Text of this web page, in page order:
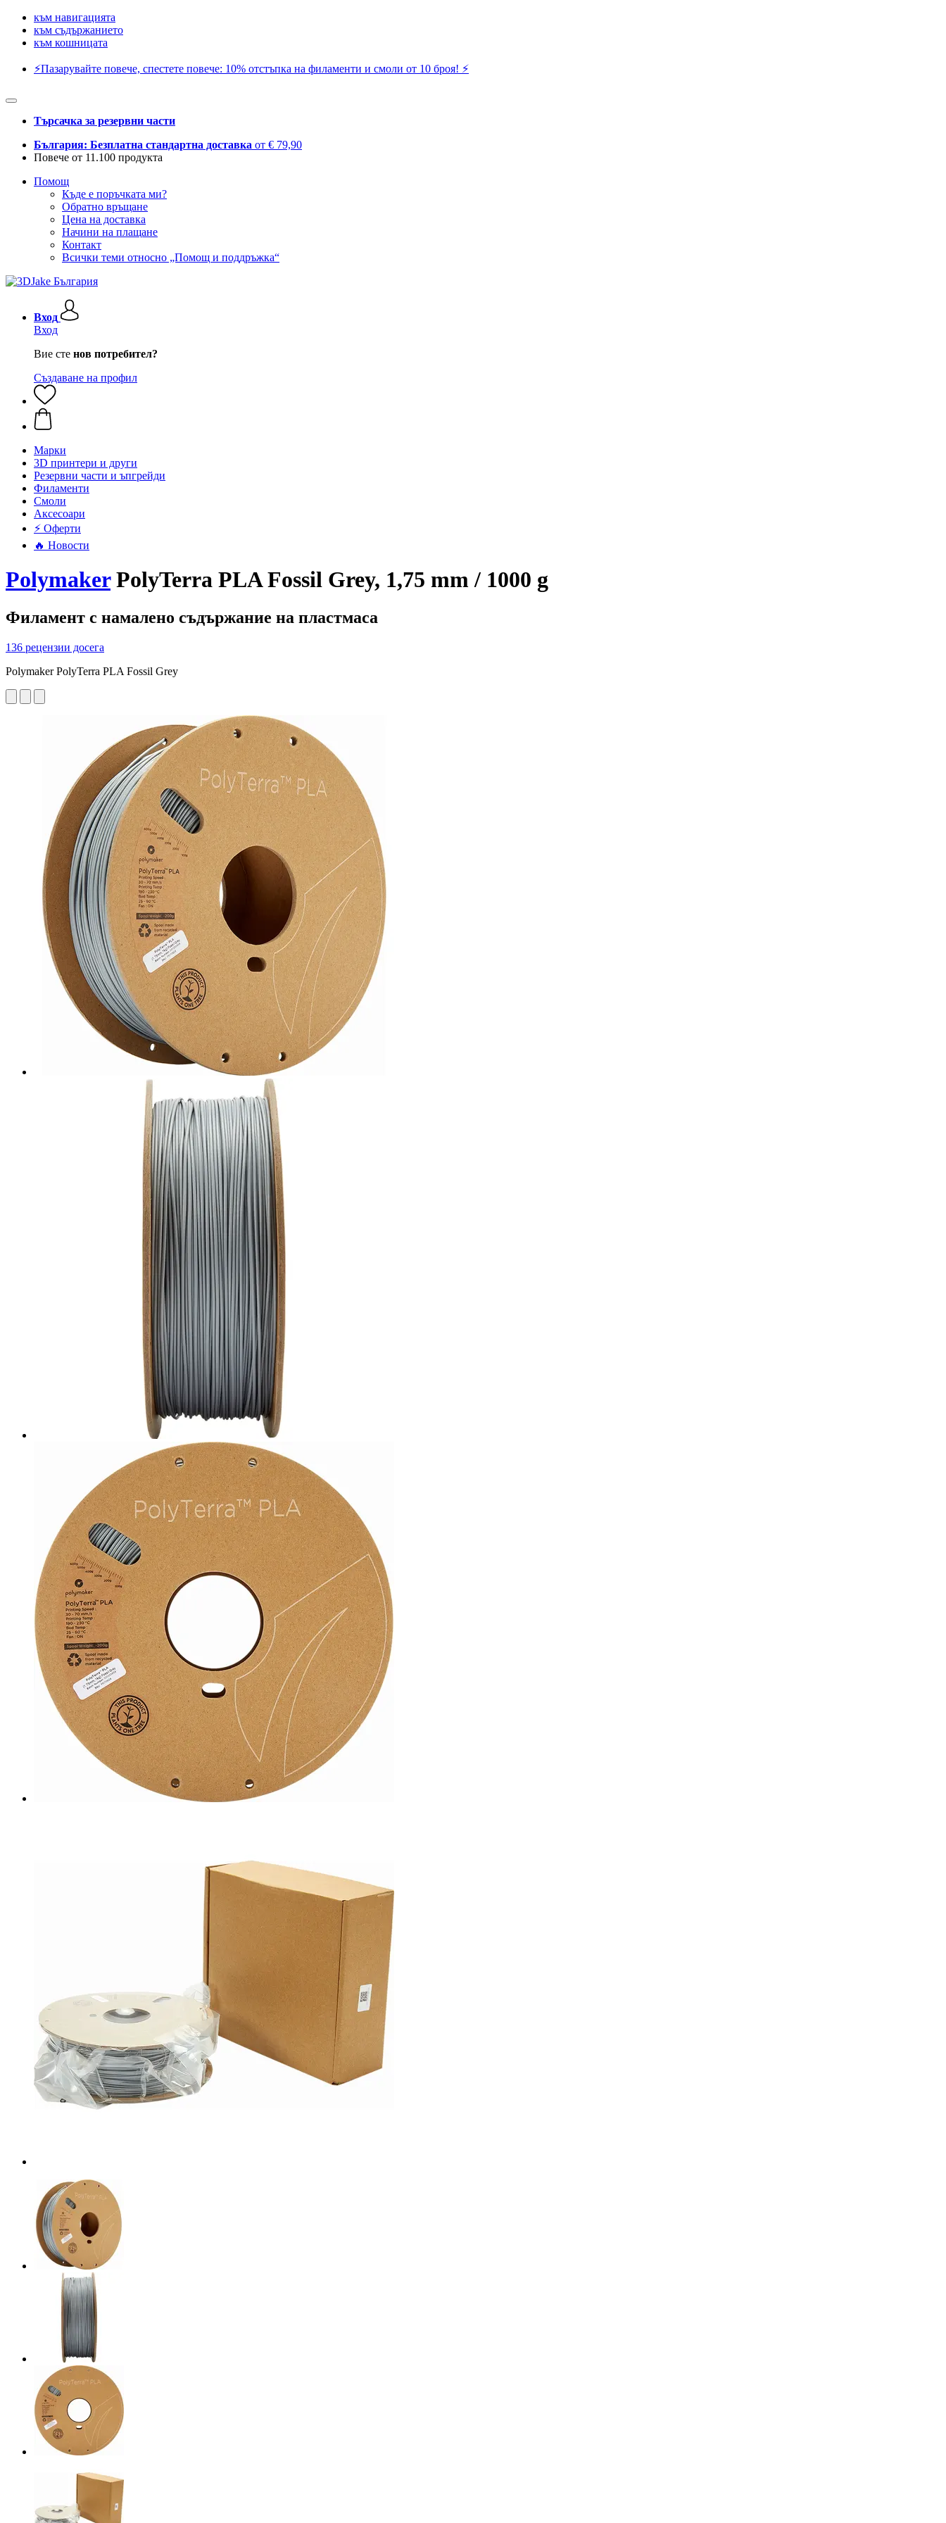
към навигацията
към съдържанието
към кошницата
⚡️Пазарувайте повече, спестете повече: 10% отстъпка на филаменти и смоли от 10 броя! ⚡️
Търсачка за резервни части
България: Безплатна стандартна доставка от € 79,90
Повече от 11.100 продукта
Помощ
Къде е поръчката ми?
Обратно връщане
Цена на доставка
Начини на плащане
Контакт
Всички теми относно „Помощ и поддръжка“
Вход
Вход
Вие сте нов потребител?
Създаване на профил
Mарки
3D принтери и други
Резервни части и ъпгрейди
Филаменти
Смоли
Аксесоари
⚡ Оферти
🔥 Новости
PolymakerPolyTerra PLA Fossil Grey, 1,75 mm / 1000 g
Филамент с намалено съдържание на пластмаса
136 рецензии досега
Polymaker PolyTerra PLA Fossil Grey